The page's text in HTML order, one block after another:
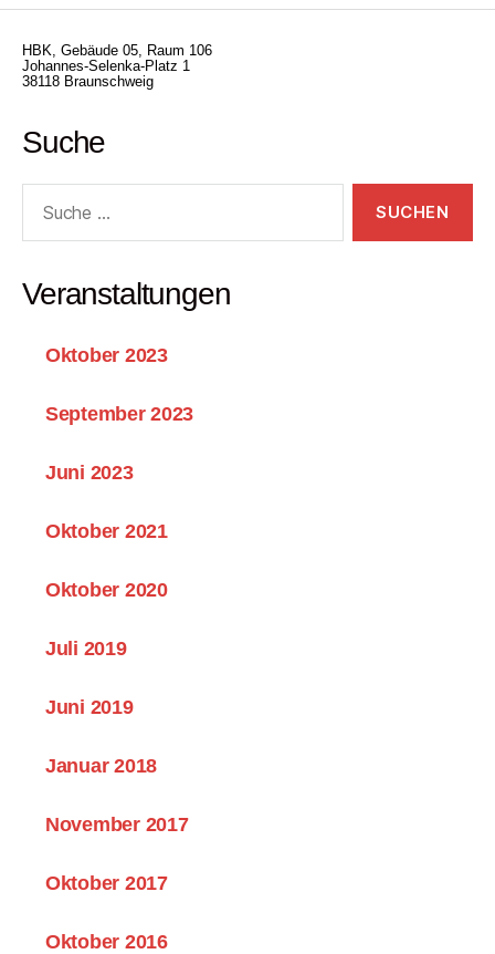
HBK, Gebäude 05, Raum 106
Johannes-Selenka-Platz 1
38118 Braunschweig
Suche
nach:
Veranstaltungen
Oktober 2023
September 2023
Juni 2023
Oktober 2021
Oktober 2020
Juli 2019
Juni 2019
Januar 2018
November 2017
Oktober 2017
Oktober 2016